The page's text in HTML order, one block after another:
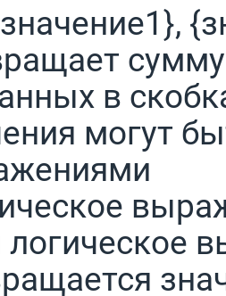
в
могут
логическое